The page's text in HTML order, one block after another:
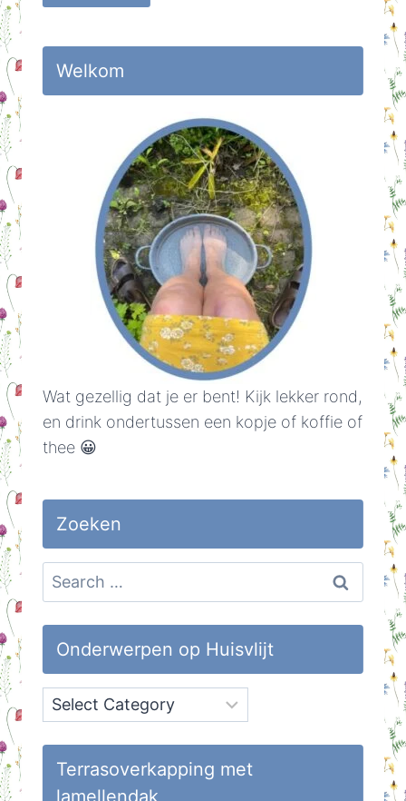
Welkom
Wat gezellig dat je er bent! Kijk lekker rond,
en drink ondertussen een kopje of koffie of
thee 😀
Zoeken
Search
for:
Onderwerpen op Huisvlijt
Onderwerpen
op
Huisvlijt
Terrasoverkapping met
lamellendak